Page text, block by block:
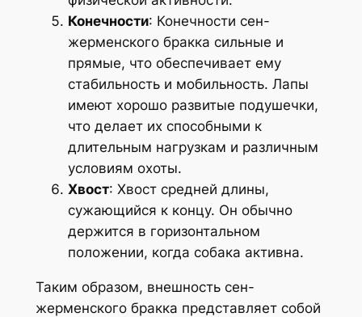
Конечности: Конечности сен-
жерменского бракка сильные и
прямые, что обеспечивает ему
стабильность и мобильность. Лапы
имеют хорошо развитые подушечки,
что делает их способными к
длительным нагрузкам и различным
условиям охоты.
Хвост: Хвост средней длины,
сужающийся к концу. Он обычно
держится в горизонтальном
положении, когда собака активна.
Таким образом, внешность сен-
жерменского бракка представляет собой